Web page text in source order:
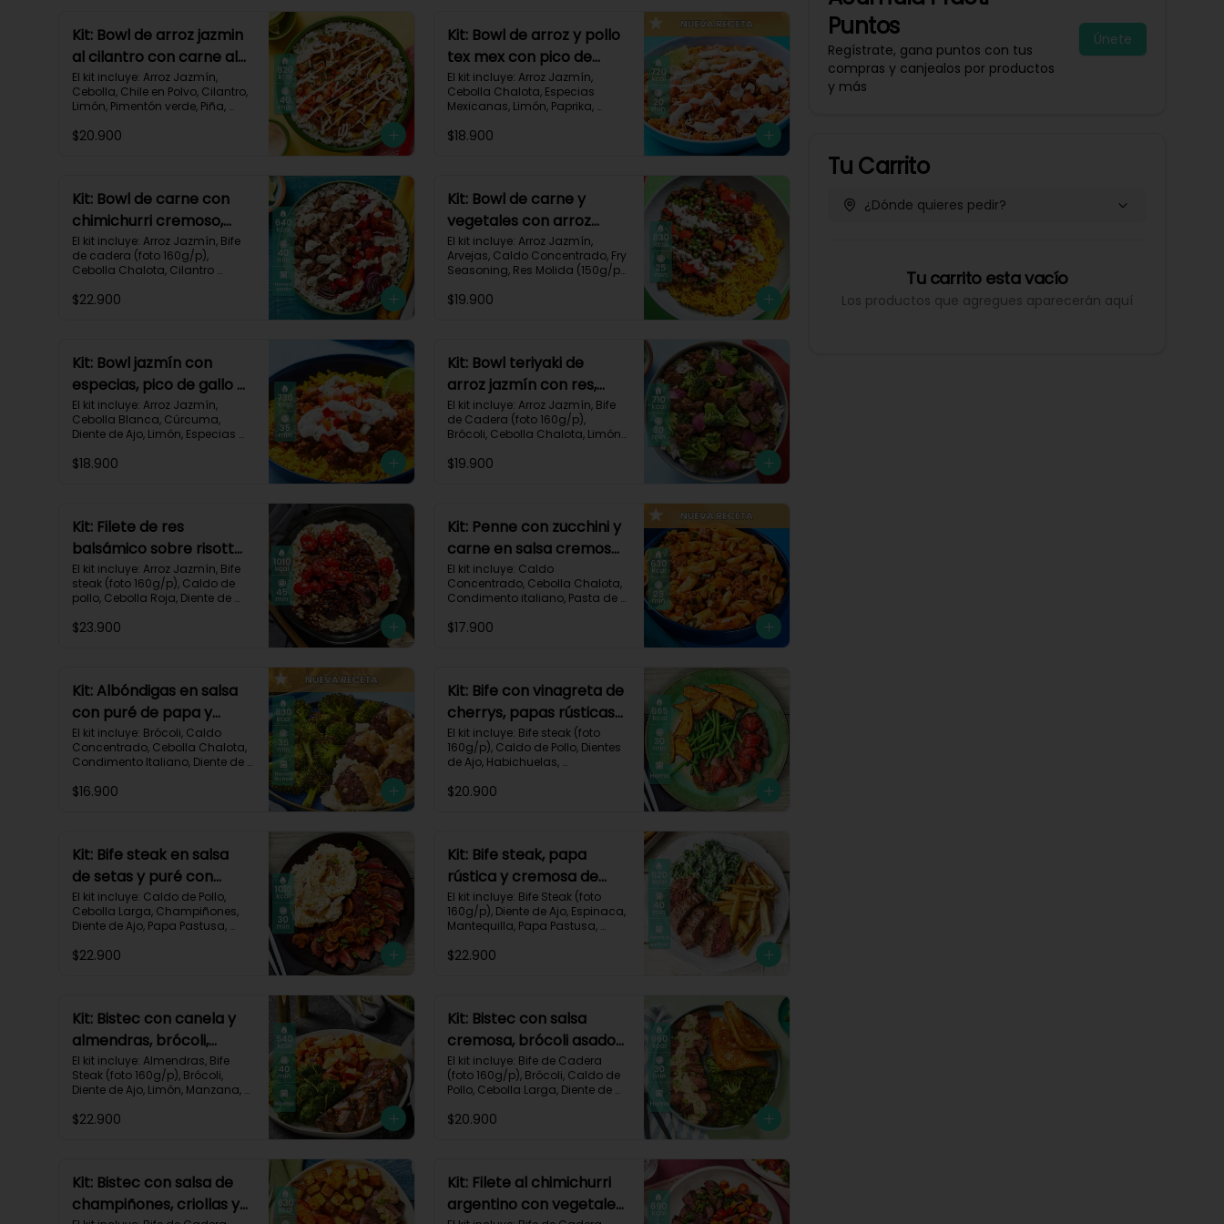
Kit: Bowl de arroz jazmin
al cilantro con carne al
pastor y pico de gallo-
84
El kit incluye: Arroz Jazmín,
Cebolla, Chile en Polvo, Cilantro,
Limón, Pimentón verde, Piña,
Molida (150g/p), Sour Cream,
Grasas 46g | Proteínas 30g
$20.900
Kit: Bowl de arroz y pollo
tex mex con pico de
gallo, queso y sour
cream-147
El kit incluye: Arroz Jazmín,
Cebolla Chalota, Especias
Mexicanas, Limón, Paprika,
Pollo, Queso Mozzarella, Sour
720 kcal	| Carbohidratos 73g |
Grasas 25g | Proteínas 41g
$18.900
Kit: Bowl de carne con
chimichurri cremoso,
pimentón y tomate-115
El kit incluye: Arroz Jazmín, Bife
de cadera (foto 160g/p),
Cebolla Chalota, Cilantro
Mezcla de Especias del
Carbohidratos 87g | Grasas 21g
| Proteínas 44g
$22.900
Kit: Bowl de carne y
vegetales con arroz
dorado-94
El kit incluye: Arroz Jazmín,
Arvejas, Caldo Concentrado, Fry
Seasoning, Res Molida (150g/p),
Mayonesa, Pimentón Rojo,
45g | Proteínas 31g
$19.900
Kit: Bowl jazmín con
especias, pico de gallo y
crema de limón-82
El kit incluye: Arroz Jazmín,
Cebolla Blanca, Cúrcuma,
Diente de Ajo, Limón, Especias
Res Molida (150g/p), Sour
730 kcal | Carbohidratos 82g |
Grasas 32g | Proteínas 28g
$18.900
Kit: Bowl teriyaki de
arroz jazmín con res,
brócoli y cebolla-114
El kit incluye: Arroz Jazmín, Bife
de Cadera (foto 160g/p),
Brócoli, Cebolla Chalota, Limón,
Receta Impresa.
$19.900
Kit: Filete de res
balsámico sobre risotto
parmesano-11
El kit incluye: Arroz Jazmín, Bife
steak (foto 160g/p), Caldo de
pollo, Cebolla Roja, Diente de
Cream, Tomate Tipo Cherry,
$23.900
Kit: Penne con zucchini y
carne en salsa cremosa
italiana-146
El kit incluye: Caldo
Concentrado, Cebolla Chalota,
Condimento italiano, Pasta de
Crema, Res Molida, Zucchini
Grasas 15g | Proteínas 35g
$17.900
Kit: Albóndigas en salsa
con puré de papa y
brócoli asado-137
El kit incluye: Brócoli, Caldo
Concentrado, Cebolla Chalota,
Condimento Italiano, Diente de
Res Molida (150g/p), Salsa de
$16.900
Kit: Bife con vinagreta de
cherrys, papas rústicas
y habichuelas-61
El kit incluye: Bife steak (foto
160g/p), Caldo de Pollo, Dientes
de Ajo, Habichuelas,
Romero, Tomate Tipo Cherry,
Carbohidratos 47g | Proteínas
28g | Grasas 40g
$20.900
Kit: Bife steak en salsa
de setas y puré con
queso-36
El kit incluye: Caldo de Pollo,
Cebolla Larga, Champiñones,
Diente de Ajo, Papa Pastusa,
steak (foto 160g/p), Sour Cream
67g | Proteinas 62g
$22.900
Kit: Bife steak, papa
rústica y cremosa de
espinacas-12
El kit incluye: Bife Steak (foto
160g/p), Diente de Ajo, Espinaca,
Mantequilla, Papa Pastusa,
Impresa.
$22.900
Kit: Bistec con canela y
almendras, brócoli,
zanahorias asadas y
manzana-60
El kit incluye: Almendras, Bife
Steak (foto 160g/p), Brócoli,
Diente de Ajo, Limón, Manzana,
Paprika, Zanahoria, Receta
35g | Grasas 26g
$22.900
Kit: Bistec con salsa
cremosa, brócoli asado
y pan de ajo-67
El kit incluye: Bife de Cadera
(foto 160g/p), Brócoli, Caldo de
Pollo, Cebolla Larga, Diente de
Pan Hamburguesa, Sour Cream,
39g | Proteínas 36g
$20.900
Kit: Bistec con salsa de
champiñones, criollas y
Kit: Filete al chimichurri
argentino con vegetales
Puntos
Regístrate, gana puntos con tus
compras y canjealos por productos
y más
Únete
Tu Carrito
¿Dónde quieres pedir?
Tu carrito esta vacío
Los productos que agregues aparecerán aquí